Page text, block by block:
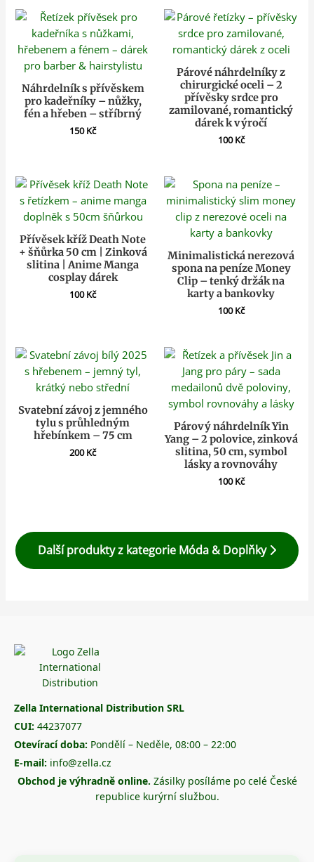
Náhrdelník s přívěskem
pro kadeřníky – nůžky,
fén a hřeben – stříbrný
150Kč
Párové náhrdelníky z
chirurgické oceli – 2
přívěsky srdce pro
zamilované, romantický
dárek k výročí
100Kč
Přívěsek kříž Death Note
+ šňůrka 50 cm | Zinková
slitina | Anime Manga
cosplay dárek
100Kč
Minimalistická nerezová
spona na peníze Money
Clip – tenký držák na
karty a bankovky
100Kč
Svatební závoj z jemného
tylu s průhledným
hřebínkem – 75 cm
200Kč
Párový náhrdelník Yin
Yang – 2 polovice, zinková
slitina, 50 cm, symbol
lásky a rovnováhy
100Kč
Další produkty z kategorie Móda & Doplňky
Zella International Distribution SRL
CUI: 44237077
Otevírací doba: Pondělí – Neděle, 08:00 – 22:00
E-mail: info@zella.cz
Obchod je výhradně online. Zásilky posíláme po celé České
republice kurýrní službou.